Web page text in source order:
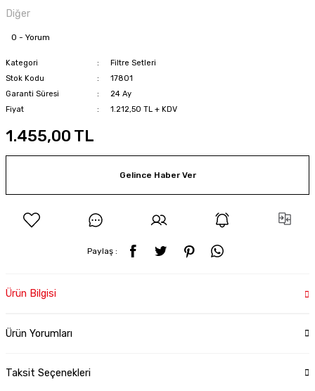
Diğer
0 - Yorum
Kategori
Filtre Setleri
Stok Kodu
17801
Garanti Süresi
24 Ay
Fiyat
1.212,50 TL + KDV
1.455,00 TL
Gelince Haber Ver
Paylaş :
Ürün Bilgisi
Ürün Yorumları
Taksit Seçenekleri